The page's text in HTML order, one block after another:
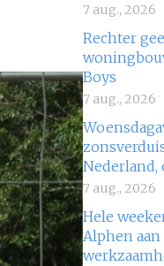
7 aug., 2026
Rechter
Boys
7 aug., 2026
Nederland,
7 aug., 2026
Hele
Alphen